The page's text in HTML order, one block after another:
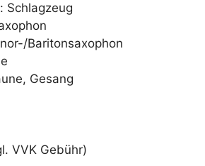
Schlagzeug
Baritonsaxophon
Gesang
VVK Gebühr)